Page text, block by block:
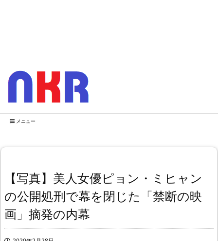
メニュー
【写真】美人女優ピョン・ミヒャン
の公開処刑で幕を閉じた「禁断の映
画」摘発の内幕